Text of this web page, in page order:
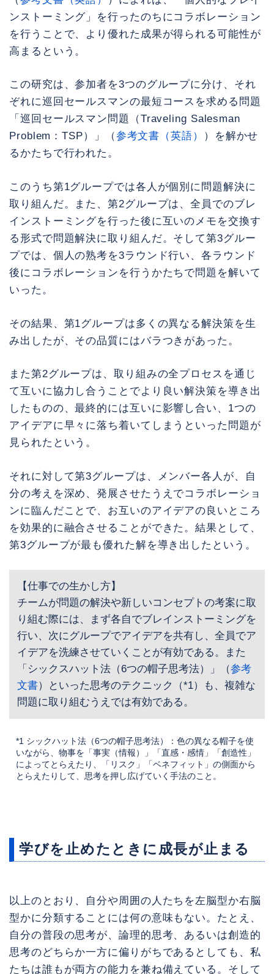
ンストーミング」を行ったのちにコラボレーション
を行うことで、より優れた成果が得られる可能性が
高まるという。
この研究は、参加者を3つのグループに分け、それ
ぞれに巡回セールスマンの最短コースを求める問題
「巡回セールスマン問題（Traveling Salesman
Problem：TSP）」（参考文書（英語）
）を解かせ
るかたちで行われた。
このうち第1グループでは各人が個別に問題解決に
取り組んだ。また、第2グループは、全員でのブレ
インストーミングを行った後に互いのメモを交換す
る形式で問題解決に取り組んだ。そして第3グルー
プでは、個人の熟考を3ラウンド行い、各ラウンド
後にコラボレーションを行うかたちで問題を解いて
いった。
その結果、第1グループは多くの異なる解決策を生
み出したが、その品質にはバラつきがあった。
また第2グループは、取り組みの全プロセスを通じ
て互いに協力し合うことでより良い解決策を導き出
したものの、最終的には互いに影響し合い、1つの
アイデアに早々に落ち着いてしまうといった問題が
見られたという。
それに対して第3グループは、メンバー各人が、自
分の考えを深め、発展させたうえでコラボレーショ
ンに臨んだことで、お互いのアイデアの良いところ
を効果的に融合させることができた。結果として、
第3グループが最も優れた解を導き出したという。
【仕事での生かし方】
チームが問題の解決や新しいコンセプトの考案に取
り組む際には、まず各自でブレインストーミングを
行い、次にグループでアイデアを共有し、全員でア
イデアを洗練させていくことが有効である。また
「シックスハット法（6つの帽子思考法）」（参考
文書）といった思考のテクニック（*1）も、複雑な
問題に取り組むうえでは有効である。
*1 シックハット法（6つの帽子思考法）：色の異なる帽子を使
いながら、物事を「事実（情報）」「直感・感情」「創造性」
によってとらえたり、「リスク」「ベネフィット」の側面から
とらえたりして、思考を押し広げていく手法のこと。
学びを止めたときに成長が止まる
以上のとおり、自分や周囲の人たちを左脳型か右脳
型かに分類することには何の意味もない。たとえ、
自分の普段の思考が、論理的思考、あるいは創造的
思考のどちらか一方に偏りがちであるとしても、私
たちは誰もが両方の能力を兼ね備えている。そして